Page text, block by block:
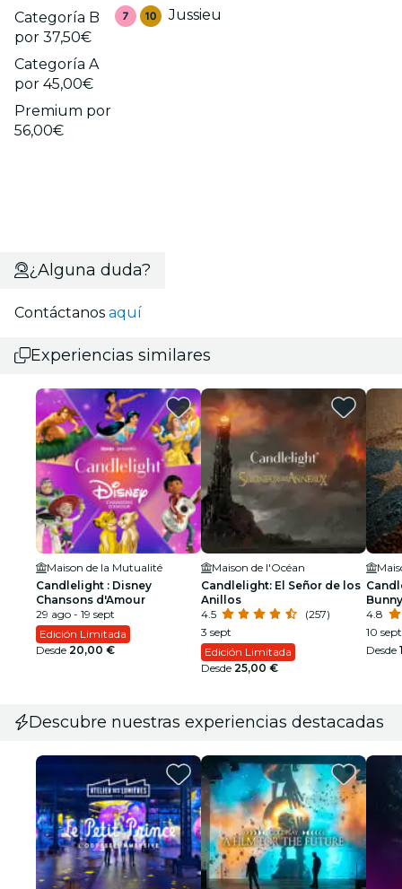
Categoría B
por 37,50€
Categoría A
por 45,00€
Premium por
56,00€
Jussieu
¿Alguna duda?
Contáctanos aquí
Experiencias similares
Maison de la Mutualité
Candlelight : Disney
Chansons d'Amour
29 ago - 19 sept
Edición Limitada
Desde 20,00 €
Maison de l'Océan
Candlelight: El Señor de los
Anillos
4.5
(257)
3 sept
Edición Limitada
Desde 25,00 €
Bunny
4.8
10
Desde
Descubre nuestras experiencias destacadas